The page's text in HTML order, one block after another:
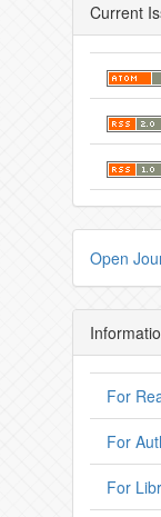
Current
Open
For
For
For